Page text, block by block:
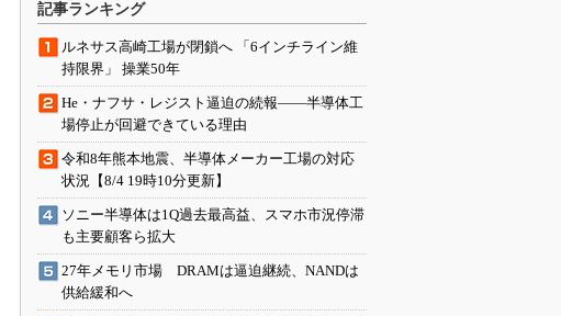
記事ランキング
ルネサス高崎工場が閉鎖へ 「6インチライン維
持限界」 操業50年
He・ナフサ・レジスト逼迫の続報――半導体工
場停止が回避できている理由
令和8年熊本地震、半導体メーカー工場の対応
状況【8/4 19時10分更新】
ソニー半導体は1Q過去最高益、スマホ市況停滞
も主要顧客ら拡大
27年メモリ市場 DRAMは逼迫継続、NANDは
供給緩和へ